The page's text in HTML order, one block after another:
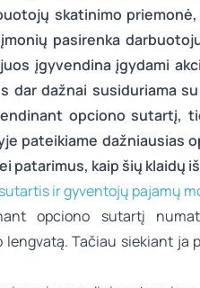
skatinimo
pasirenka
įgyvendina įgydami
dar dažnai susiduriama
opciono sutartį,
pateikiame dažniausias
patarimus, kaip šių klaidų
ir gyventojų pajamų
opciono sutartį
lengvatą. Tačiau siekiant ja